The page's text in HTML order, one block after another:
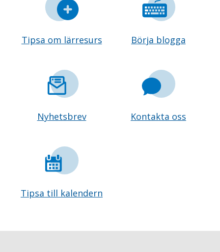
Tipsa om lärresurs Börja blogga
Nyhetsbrev Kontakta oss
Tipsa till kalendern